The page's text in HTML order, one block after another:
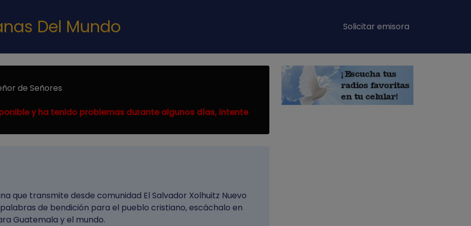
Del Mundo Main navigation
Solicitar emisora
de Señores
y ha tenido problemas durante algunos días, intente
que transmite desde comunidad El Salvador Xolhuitz Nuevo
de bendición para el pueblo cristiano, escáchalo en
Guatemala y el mundo.